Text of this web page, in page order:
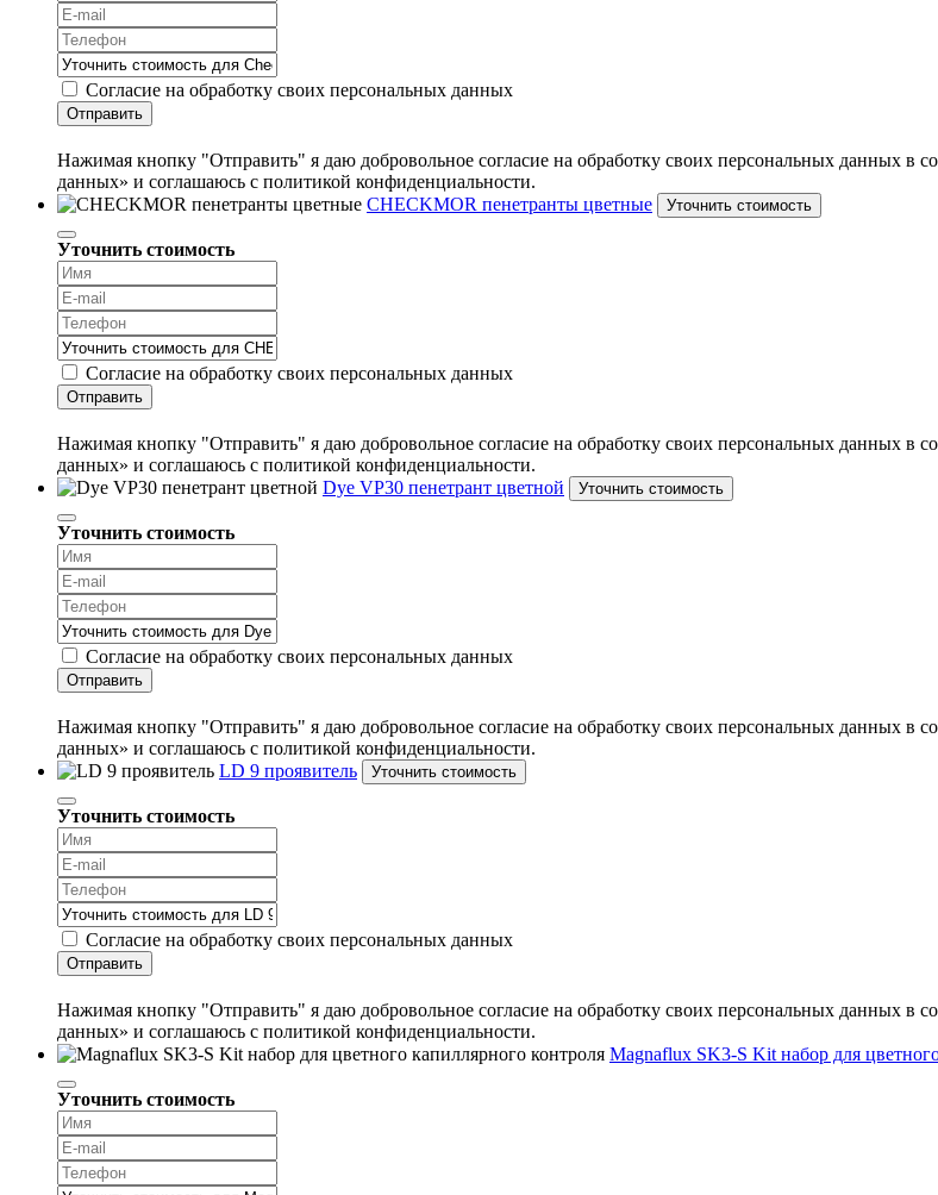
Согласие на обработку своих персональных данных
Отправить
Нажимая кнопку "Отправить" я даю добровольное согласие на обработку своих персональных данных в
данных» и соглашаюсь с политикой конфиденциальности.
CHECKMOR пенетранты цветные
Уточнить стоимость
Уточнить стоимость
Согласие на обработку своих персональных данных
Отправить
Нажимая кнопку "Отправить" я даю добровольное согласие на обработку своих персональных данных в
данных» и соглашаюсь с политикой конфиденциальности.
Dye VP30 пенетрант цветной
Уточнить стоимость
Уточнить стоимость
Согласие на обработку своих персональных данных
Отправить
Нажимая кнопку "Отправить" я даю добровольное согласие на обработку своих персональных данных в
данных» и соглашаюсь с политикой конфиденциальности.
LD 9 проявитель
Уточнить стоимость
Уточнить стоимость
Согласие на обработку своих персональных данных
Отправить
Нажимая кнопку "Отправить" я даю добровольное согласие на обработку своих персональных данных в
данных» и соглашаюсь с политикой конфиденциальности.
Magnaflux SK3-S Kit набор для
Уточнить стоимость